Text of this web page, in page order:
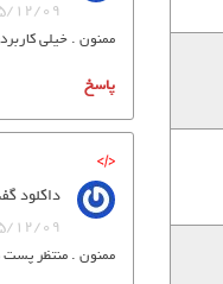
2015/12/09
ممنون . خیلی
پاسخ
داکلود
2015/12/09
ممنون . منتظر پست